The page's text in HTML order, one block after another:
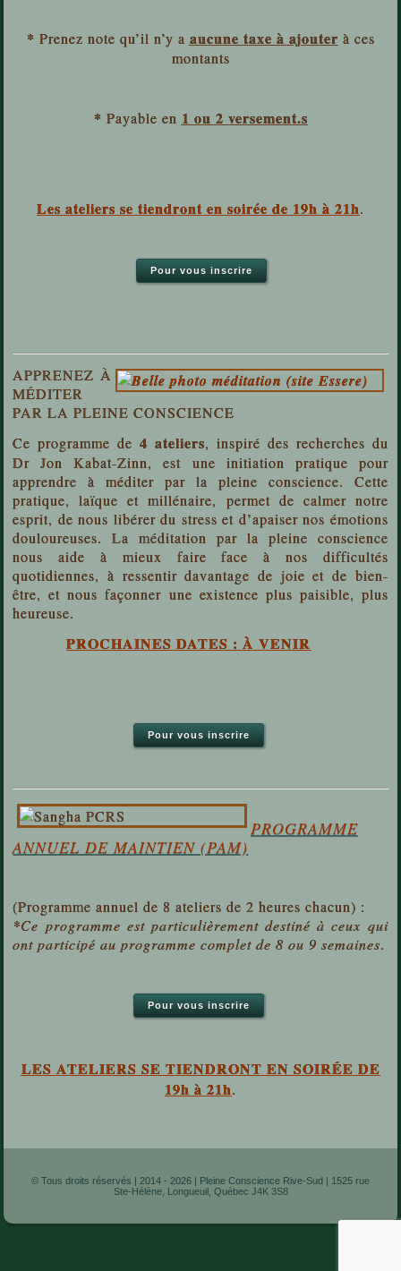
* Prenez note qu’il n’y a aucune taxe à ajouter à ces
montants
* Payable en 1 ou 2 versement.s
Les ateliers se tiendront en soirée de 19h à 21h.
Pour vous inscrire
APPRENEZ À
MÉDITER
PAR LA PLEINE CONSCIENCE
Ce programme de4 ateliers, inspiré des recherches du
Dr Jon Kabat-Zinn, est une initiation pratique pour
apprendre à méditer par la pleine conscience. Cette
pratique, laïque et millénaire, permet de calmer notre
esprit, de nous libérer du stress et d’apaiser nos émotions
douloureuses. La méditation par la pleine conscience
nous aide à mieux faire face à nos difficultés
quotidiennes, à ressentir davantage de joie et de bien-
être, et nous façonner une existence plus paisible, plus
heureuse.
PROCHAINES DATES : À VENIR
Pour vous inscrire
PROGRAMME
ANNUEL DE MAINTIEN (PAM)
(Programme annuel de 8 ateliers de 2 heures chacun) :
*Ce programme est particulièrement destiné à ceux qui
ont participé au programme complet de 8 ou 9 semaines.
Pour vous inscrire
LES ATELIERS SE TIENDRONT EN SOIRÉE DE
19h à 21h.
© Tous droits réservés | 2014 - 2026 | Pleine Conscience Rive-Sud | 1525 rue
Ste-Hélène, Longueuil, Québec J4K 3S8